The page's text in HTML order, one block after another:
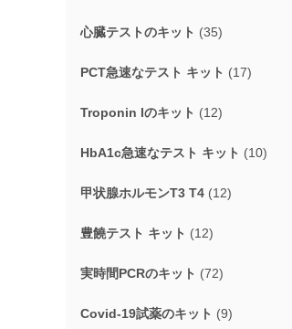
心臓テストのキット (35)
PCT急速なテスト キット (17)
Troponin Iのキット (12)
HbA1c急速なテスト キット (10)
甲状腺ホルモンT3 T4 (12)
豊饒テスト キット (12)
実時間PCRのキット (72)
Covid-19試薬のキット (9)